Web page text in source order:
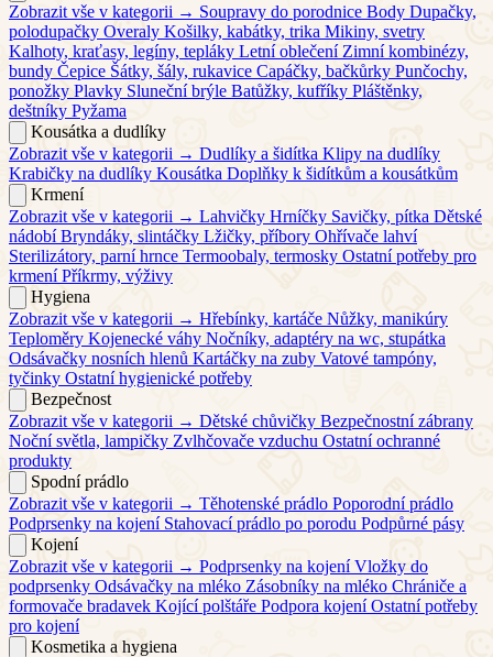
Zobrazit vše v kategorii → Soupravy do porodnice Body Dupačky,
polodupačky Overaly Košilky, kabátky, trika Mikiny, svetry
Kalhoty, kraťasy, legíny, tepláky Letní oblečení Zimní kombinézy,
bundy Čepice Šátky, šály, rukavice Capáčky, bačkůrky Punčochy,
ponožky Plavky Sluneční brýle Batůžky, kufříky Pláštěnky,
deštníky Pyžama
Kousátka a dudlíky
Zobrazit vše v kategorii → Dudlíky a šidítka Klipy na dudlíky
Krabičky na dudlíky Kousátka Doplňky k šidítkům a kousátkům
Krmení
Zobrazit vše v kategorii → Lahvičky Hrníčky Savičky, pítka Dětské
nádobí Bryndáky, slintáčky Lžičky, příbory Ohřívače lahví
Sterilizátory, parní hrnce Termoobaly, termosky Ostatní potřeby pro
krmení Příkrmy, výživy
Hygiena
Zobrazit vše v kategorii → Hřebínky, kartáče Nůžky, manikúry
Teploměry Kojenecké váhy Nočníky, adaptéry na wc, stupátka
Odsávačky nosních hlenů Kartáčky na zuby Vatové tampóny,
tyčinky Ostatní hygienické potřeby
Bezpečnost
Zobrazit vše v kategorii → Dětské chůvičky Bezpečnostní zábrany
Noční světla, lampičky Zvlhčovače vzduchu Ostatní ochranné
produkty
Spodní prádlo
Zobrazit vše v kategorii → Těhotenské prádlo Poporodní prádlo
Podprsenky na kojení Stahovací prádlo po porodu Podpůrné pásy
Kojení
Zobrazit vše v kategorii → Podprsenky na kojení Vložky do
podprsenky Odsávačky na mléko Zásobníky na mléko Chrániče a
formovače bradavek Kojící polštáře Podpora kojení Ostatní potřeby
pro kojení
Kosmetika a hygiena